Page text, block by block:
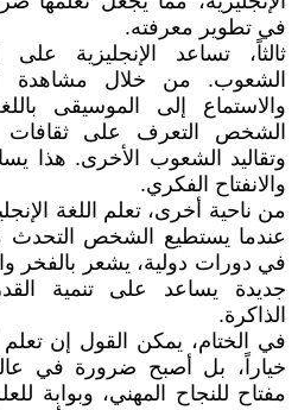
في تطوير معرفته.
ثالثاً، تساعد الإنجليزية
الشعوب. من خلال مشاهدة
والاستماع إلى الموسيقى
الشخص التعرف على ثقافات
وتقاليد الشعوب الأخرى. هذا
والانفتاح الفكري.
من ناحية أخرى، تعلم اللغة
عندما يستطيع الشخص التحدث
في دورات دولية، يشعر بالفخر
جديدة يساعد على تنمية
الذاكرة.
في الختام، يمكن القول إن تعلم
خياراً، بل أصبح ضرورة في
مفتاح للنجاح المهني، وبوابة